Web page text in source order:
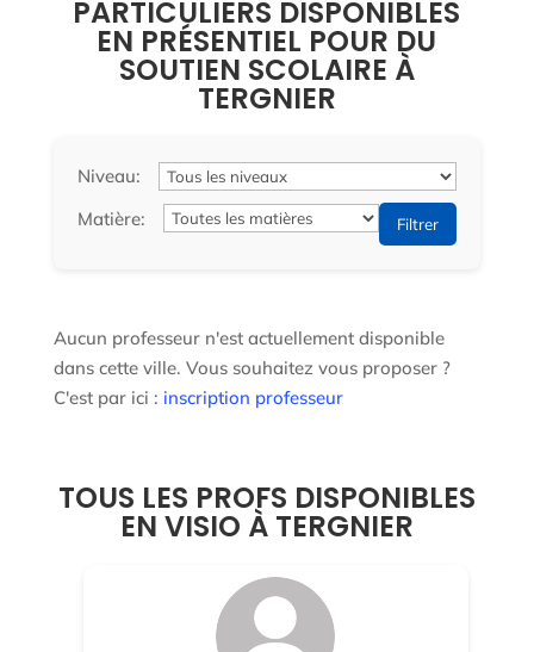
PARTICULIERS DISPONIBLES
EN PRÉSENTIEL POUR DU
SOUTIEN SCOLAIRE À
TERGNIER
Niveau:
Matière:
Filtrer
Aucun professeur n'est actuellement disponible
dans cette ville. Vous souhaitez vous proposer ?
C'est par ici : inscription professeur
TOUS LES PROFS DISPONIBLES
EN VISIO À TERGNIER